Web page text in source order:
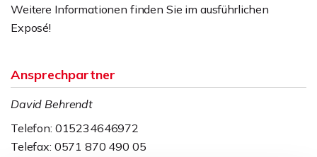
Weitere Informationen finden Sie im ausführlichen
Exposé!
Ansprechpartner
David Behrendt
Telefon: 015234646972
Telefax: 0571 870 490 05